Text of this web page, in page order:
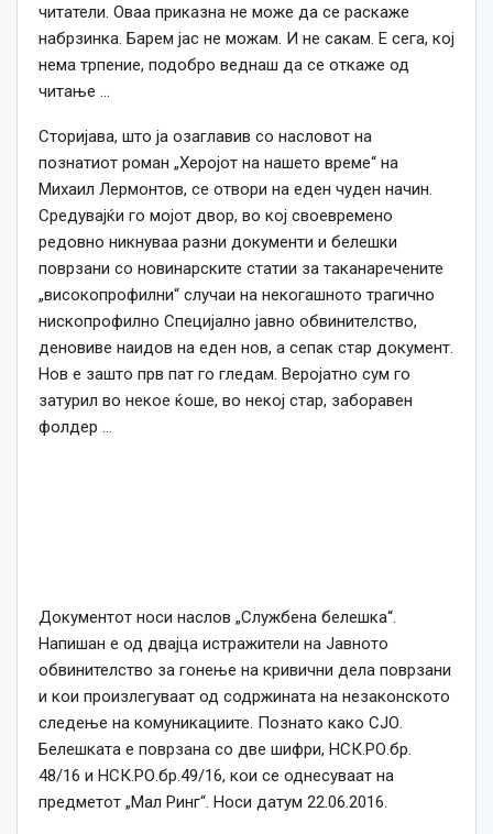
читатели. Оваа приказна не може да се раскаже
набрзинка. Барем јас не можам. И не сакам. Е сега, кој
нема трпение, подобро веднаш да се откаже од
читање …
Сторијава, што ја озаглавив со насловот на
познатиот роман „Херојот на нашето време“ на
Михаил Лермонтов, се отвори на еден чуден начин.
Средувајќи го мојот двор, во кој своевремено
редовно никнуваа разни документи и белешки
поврзани со новинарските статии за таканаречените
„високопрофилни“ случаи на некогашното трагично
нископрофилно Специјално јавно обвинителство,
деновиве наидов на еден нов, а сепак стар документ.
Нов е зашто прв пат го гледам. Веројатно сум го
затурил во некое ќоше, во некој стар, заборавен
фолдер …
Документот носи наслов „Службена белешка“.
Напишан е од двајца истражители на Јавното
обвинителство за гонење на кривични дела поврзани
и кои произлегуваат од содржината на незаконското
следење на комуникациите. Познато како СЈО.
Белешката е поврзана со две шифри, НСК.РО.бр.
48/16 и НСК.РО.бр.49/16, кои се однесуваат на
предметот „Мал Ринг“. Носи датум 22.06.2016.